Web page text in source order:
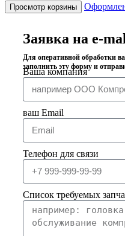
Просмотр корзины
Заявка на e-mal
Для оперативной обработки
заполнить эту форму и
Ваша компания
ваш Email
Телефон для связи
Список требуемых